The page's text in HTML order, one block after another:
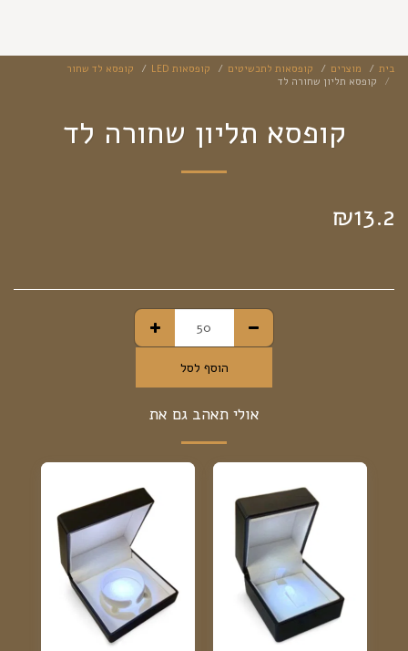
בית מוצרים קופסאות לתכשיטים קופסאות LED
קופסא לד שחור
קופסא תליון שחורה לד
קופסא תליון שחורה לד
₪13.2
הוסף לסל
אולי תאהב גם את